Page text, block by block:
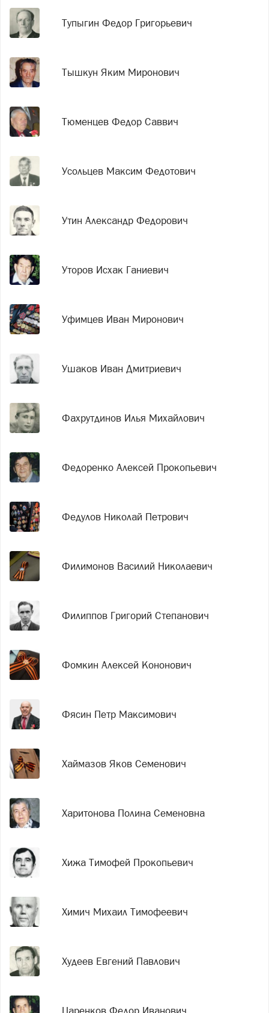
Тупыгин Федор Григорьевич
Тышкун Яким Миронович
Тюменцев Федор Саввич
Усольцев Максим Федотович
Утин Александр Федорович
Уторов Исхак Ганиевич
Уфимцев Иван Миронович
Ушаков Иван Дмитриевич
Фахрутдинов Илья Михайлович
Федоренко Алексей Прокопьевич
Федулов Николай Петрович
Филимонов Василий Николаевич
Филиппов Григорий Степанович
Фомкин Алексей Кононович
Фясин Петр Максимович
Хаймазов Яков Семенович
Харитонова Полина Семеновна
Хижа Тимофей Прокопьевич
Химич Михаил Тимофеевич
Худеев Евгений Павлович